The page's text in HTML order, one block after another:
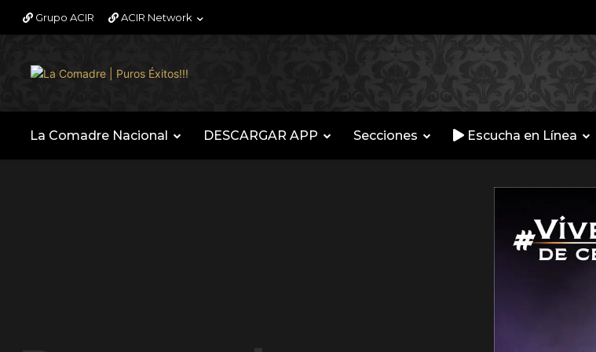
Grupo ACIR ACIR Network
La Comadre Nacional DESCARGAR APP Secciones Escucha en Línea